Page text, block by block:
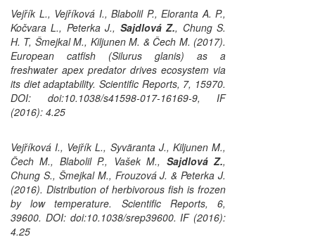
Vejřík L., Vejříková I., Blabolil P., Eloranta A. P.,
Kočvara L., Peterka J., Sajdlová Z., Chung S.
H. T, Šmejkal M., Kiljunen M. & Čech M. (2017).
European catfish (Silurus glanis) as a
freshwater apex predator drives ecosystem via
its diet adaptability. Scientific Reports, 7, 15970.
DOI: doi:10.1038/s41598-017-16169-9, IF
(2016): 4.25
Vejříková I., Vejřík L., Syväranta J., Kiljunen M.,
Čech M., Blabolil P., Vašek M., Sajdlová Z.,
Chung S., Šmejkal M., Frouzová J. & Peterka J.
(2016). Distribution of herbivorous fish is frozen
by low temperature. Scientific Reports, 6,
39600. DOI: doi:10.1038/srep39600. IF (2016):
4.25